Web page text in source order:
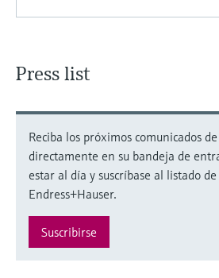
Press list
Reciba los próximos comunicados
directamente en su bandeja de
estar al día y suscríbase al listado
Endress+Hauser.
Suscribirse